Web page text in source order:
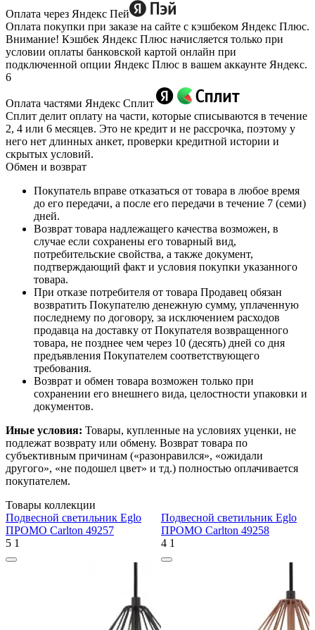
Оплата через Яндекс Пей
Оплата покупки при заказе на сайте с кэшбеком Яндекс Плюс.
Внимание! Кэшбек Яндекс Плюс начисляется только при
условии оплаты банковской картой онлайн при
подключенной опции Яндекс Плюс в вашем аккаунте Яндекс.
6
Оплата частями Яндекс Сплит
Сплит делит оплату на части, которые списываются в течение
2, 4 или 6 месяцев. Это не кредит и не рассрочка, поэтому у
него нет длинных анкет, проверки кредитной истории и
скрытых условий.
Обмен и возврат
Покупатель вправе отказаться от товара в любое время
до его передачи, а после его передачи в течение 7 (семи)
дней.
Возврат товара надлежащего качества возможен, в
случае если сохранены его товарный вид,
потребительские свойства, а также документ,
подтверждающий факт и условия покупки указанного
товара.
При отказе потребителя от товара Продавец обязан
возвратить Покупателю денежную сумму, уплаченную
последнему по договору, за исключением расходов
продавца на доставку от Покупателя возвращенного
товара, не позднее чем через 10 (десять) дней со дня
предъявления Покупателем соответствующего
требования.
Возврат и обмен товара возможен только при
сохранении его внешнего вида, целостности упаковки и
документов.
Иные условия: Товары, купленные на условиях уценки, не
подлежат возврату или обмену. Возврат товара по
субъективным причинам («разонравился», «ожидали
другого», «не подошел цвет» и тд.) полностью оплачивается
покупателем.
Товары коллекции
Подвесной светильник Eglo
ПРОМО Carlton 49257
5 1
Подвесной светильник Eglo
ПРОМО Carlton 49258
4 1